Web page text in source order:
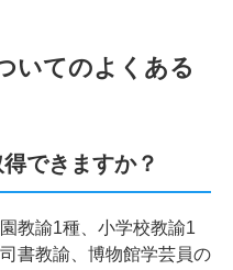
いてのよくある
できますか？
教諭1種、小学校教諭1
書教諭、博物館学芸員の